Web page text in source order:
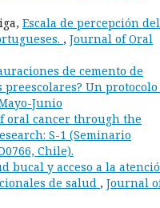
Escala de percepción del
, Journal of Oral
de cemento de
Un protocolo
Junio
oral cancer through the
S-1 (Seminario
Chile).
bucal y acceso a la
de salud , Journal